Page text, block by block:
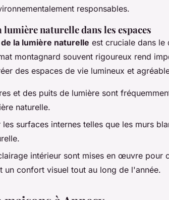
responsables.
naturelle dans les espaces
la lumière naturelle est cruciale dans le
montagnard souvent rigoureux rend
des espaces de vie lumineux et
et des puits de lumière sont
naturelle.
les surfaces internes telles que les murs
intérieur sont mises en œuvre pour
un confort visuel tout au long de l'année.